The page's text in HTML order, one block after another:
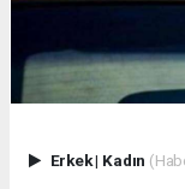
Erkek| Kadın